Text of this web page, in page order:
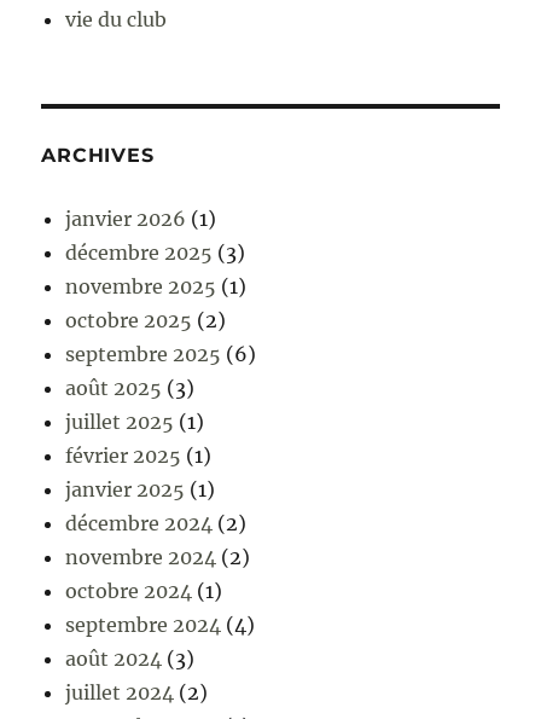
vie du club
ARCHIVES
janvier 2026 (1)
décembre 2025 (3)
novembre 2025 (1)
octobre 2025 (2)
septembre 2025 (6)
août 2025 (3)
juillet 2025 (1)
février 2025 (1)
janvier 2025 (1)
décembre 2024 (2)
novembre 2024 (2)
octobre 2024 (1)
septembre 2024 (4)
août 2024 (3)
juillet 2024 (2)